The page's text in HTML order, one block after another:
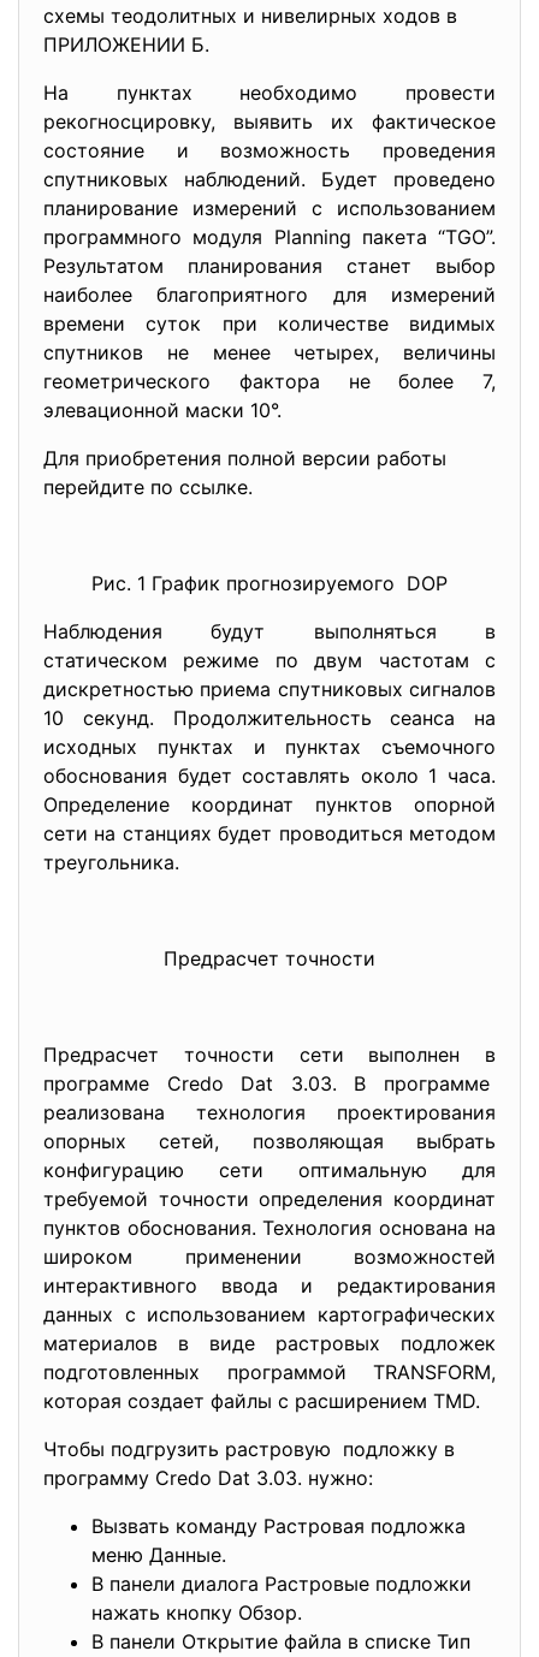
схемы теодолитных и нивелирных ходов в
ПРИЛОЖЕНИИ Б.
На пунктах необходимо провести
рекогносцировку, выявить их фактическое
состояние и возможность проведения
спутниковых наблюдений. Будет проведено
планирование измерений с использованием
программного модуля Planning пакета “TGO”.
Результатом планирования станет выбор
наиболее благоприятного для измерений
времени суток при количестве видимых
спутников не менее четырех, величины
геометрического фактора не более 7,
элевационной маски 10°.
Для приобретения полной версии работы
перейдите по ссылке.
Рис. 1 График прогнозируемого DOP
Наблюдения будут выполняться в
статическом режиме по двум частотам с
дискретностью приема спутниковых сигналов
10 секунд. Продолжительность сеанса на
исходных пунктах и пунктах съемочного
обоснования будет составлять около 1 часа.
Определение координат пунктов опорной
сети на станциях будет проводиться методом
треугольника.
Предрасчет точности
Предрасчет точности сети выполнен в
программе Credo Dat 3.03. В программе
реализована технология проектирования
опорных сетей, позволяющая выбрать
конфигурацию сети оптимальную для
требуемой точности определения координат
пунктов обоснования. Технология основана на
широком применении возможностей
интерактивного ввода и редактирования
данных с использованием картографических
материалов в виде растровых подложек
подготовленных программой TRANSFORM,
которая создает файлы с расширением TMD.
Чтобы подгрузить растровую подложку в
программу Credo Dat 3.03. нужно:
Вызвать команду Растровая подложка
меню Данные.
В панели диалога Растровые подложки
нажать кнопку Обзор.
В панели Открытие файла в списке Тип